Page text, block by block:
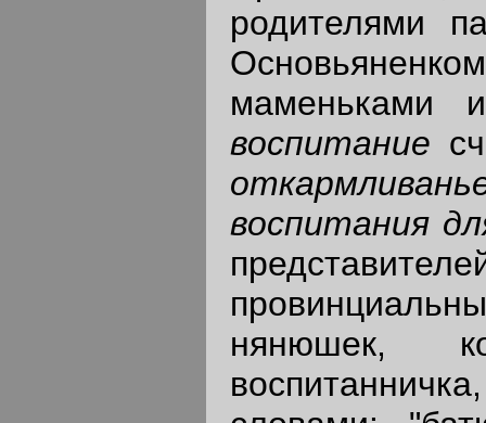
родителями
маменьками
воспитание
воспитания
нянюшек,